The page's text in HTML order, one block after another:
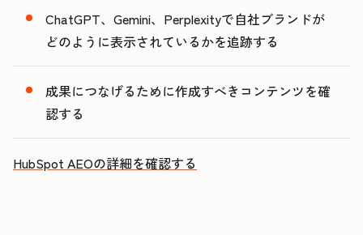
ChatGPT、Gemini、Perplexityで自社ブランドが
どのように表示されているかを追跡する
成果につなげるために作成すべきコンテンツを確
認する
HubSpot AEOの詳細を確認する